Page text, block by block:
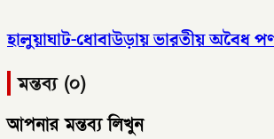
হালুয়াঘাট-ধোবাউড়ায় ভারতীয়
মন্তব্য (০)
আপনার মন্তব্য লিখুন